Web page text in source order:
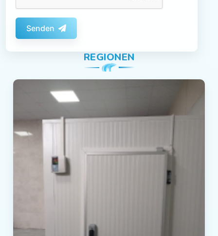
Senden
REGIONEN